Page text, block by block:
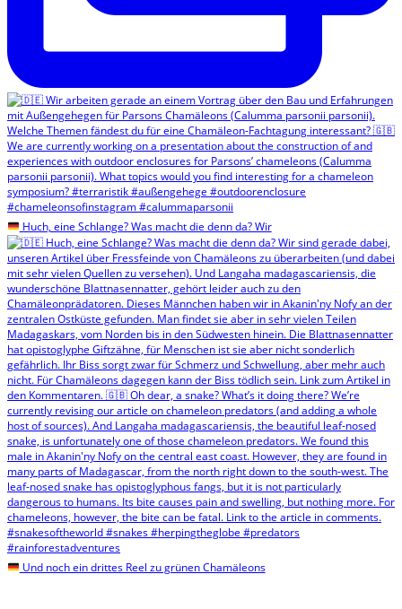
Huch, eine Schlange? Was macht die denn da? Wir
Und noch ein drittes Reel zu grünen Chamäleons